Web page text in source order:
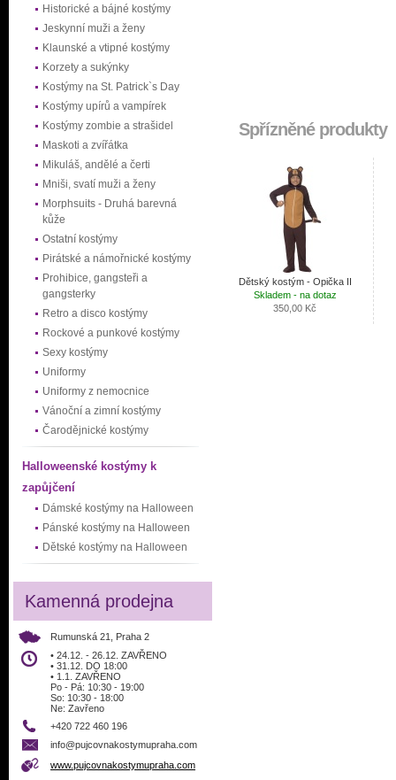
Historické a bájné kostýmy
Jeskynní muži a ženy
Klaunské a vtipné kostýmy
Korzety a sukýnky
Kostýmy na St. Patrick`s Day
Kostýmy upírů a vampírek
Kostýmy zombie a strašidel
Maskoti a zvířátka
Mikuláš, andělé a čerti
Mniši, svatí muži a ženy
Morphsuits - Druhá barevná
kůže
Ostatní kostýmy
Pirátské a námořnické kostýmy
Prohibice, gangsteři a
gangsterky
Retro a disco kostýmy
Rockové a punkové kostýmy
Sexy kostýmy
Uniformy
Uniformy z nemocnice
Vánoční a zimní kostýmy
Čarodějnické kostýmy
Halloweenské kostýmy k
zapůjčení
Dámské kostýmy na Halloween
Pánské kostýmy na Halloween
Dětské kostýmy na Halloween
Kamenná prodejna
Rumunská 21, Praha 2
• 24.12. - 26.12. ZAVŘENO
• 31.12. DO 18:00
• 1.1. ZAVŘENO
Po - Pá: 10:30 - 19:00
So: 10:30 - 18:00
Ne: Zavřeno
+420 722 460 196
info@pujcovnakostymupraha.com
www.pujcovnakostymupraha.com
Spřízněné produkty
Dětský kostým - Opička II
Skladem - na dotaz
350,00 Kč